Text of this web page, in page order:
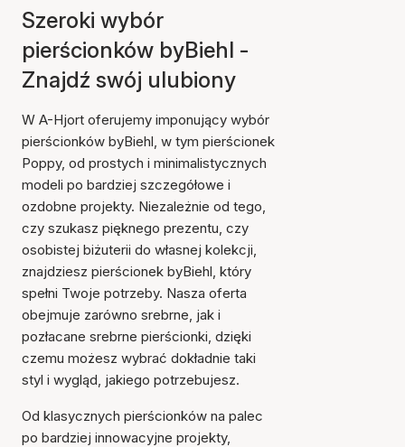
Szeroki wybór
pierścionków byBiehl -
Znajdź swój ulubiony
W A-Hjort oferujemy imponujący wybór
pierścionków byBiehl, w tym pierścionek
Poppy, od prostych i minimalistycznych
modeli po bardziej szczegółowe i
ozdobne projekty. Niezależnie od tego,
czy szukasz pięknego prezentu, czy
osobistej biżuterii do własnej kolekcji,
znajdziesz pierścionek byBiehl, który
spełni Twoje potrzeby. Nasza oferta
obejmuje zarówno srebrne, jak i
pozłacane srebrne pierścionki, dzięki
czemu możesz wybrać dokładnie taki
styl i wygląd, jakiego potrzebujesz.
Od klasycznych pierścionków na palec
po bardziej innowacyjne projekty,